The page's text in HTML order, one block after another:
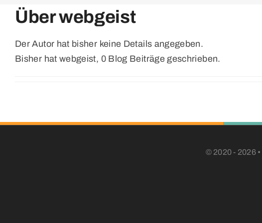
Überwebgeist
Der Autor hat bisher keine Details angegeben.
Bisher hat webgeist, 0 Blog Beiträge geschrieben.
© 2020 - 2026